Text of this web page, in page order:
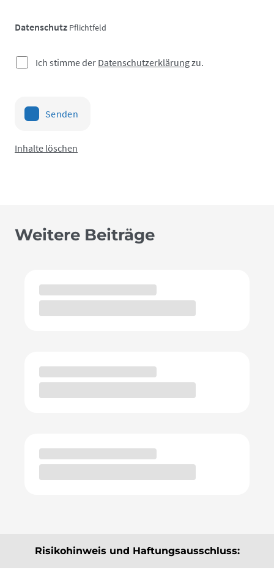
Datenschutz Pflichtfeld
Ich stimme der Datenschutzerklärungzu.
Senden
Inhalte löschen
Weitere Beiträge
Risikohinweis und Haftungsausschluss: